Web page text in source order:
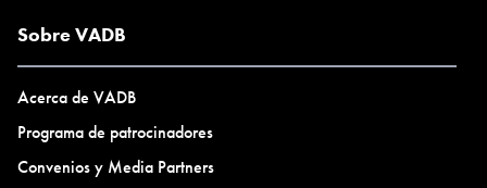
Sobre VADB
Acerca de VADB
Programa de patrocinadores
Convenios y Media Partners